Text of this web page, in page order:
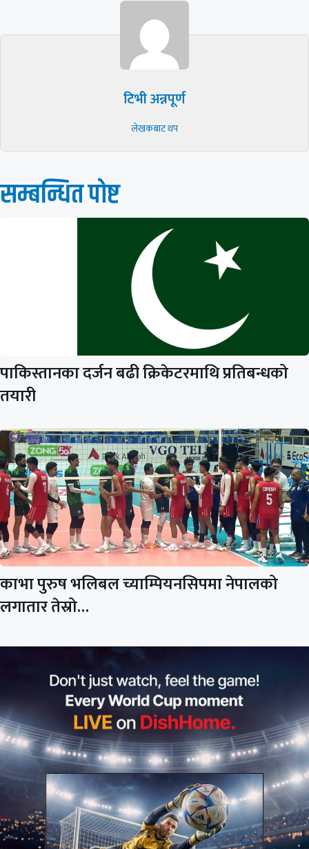
टिभी अन्नपूर्ण
लेखकबाट थप
सम्बन्धित पाेष्ट
पाकिस्तानका दर्जन बढी क्रिकेटरमाथि प्रतिबन्धको
तयारी
काभा पुरुष भलिबल च्याम्पियनसिपमा नेपालको
लगातार तेस्रो…